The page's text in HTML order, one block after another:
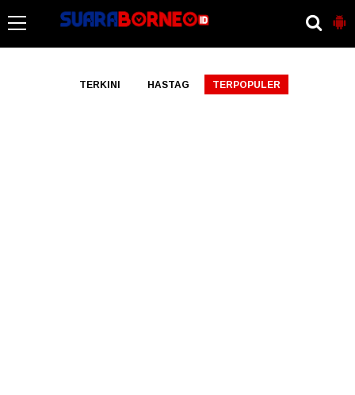
TERKINI HASTAG TERPOPULER